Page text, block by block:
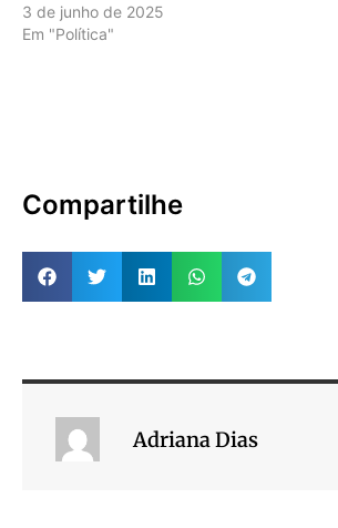
3 de junho de 2025
Em "Política"
Compartilhe
Adriana Dias